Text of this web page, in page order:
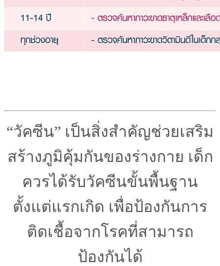
“วัคซีน” เป็นสิ่งสำคัญช่วยเสริม
สร้างภูมิคุ้มกันของร่างกาย เด็ก
ควรได้รับวัคซีนขั้นพื้นฐาน
ตั้งแต่แรกเกิด เพื่อป้องกันการ
ติดเชื้อจากโรคที่สามารถ
ป้องกันได้